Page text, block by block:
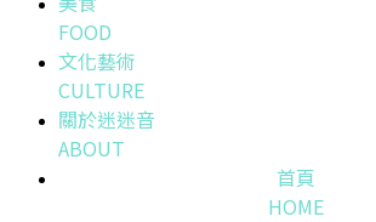
FOOD
文化藝術
CULTURE
關於迷迷音
ABOUT
首頁
HOME